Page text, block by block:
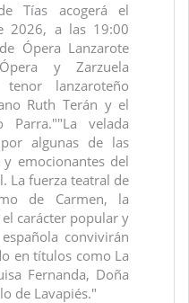
Tías acogerá el
2026, a las 19:00
Ópera Lanzarote
y Zarzuela
lanzaroteño
Ruth Terán y el
Parra.""La velada
algunas de las
emocionantes del
La fuerza teatral de
de Carmen, la
carácter popular y
convivirán
en títulos como La
Fernanda, Doña
de Lavapiés."